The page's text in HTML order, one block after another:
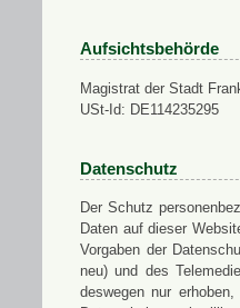
Aufsichtsbehörde
Magistrat der Stadt
USt-Id: DE114235295
Datenschutz
Der Schutz
Daten auf dieser
Vorgaben der
neu) und des
deswegen nur